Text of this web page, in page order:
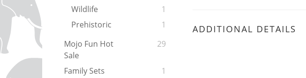
Wildlife
1
Prehistoric
1
Mojo Fun Hot
Sale
29
Family Sets
1
ADDITIONAL DETAILS